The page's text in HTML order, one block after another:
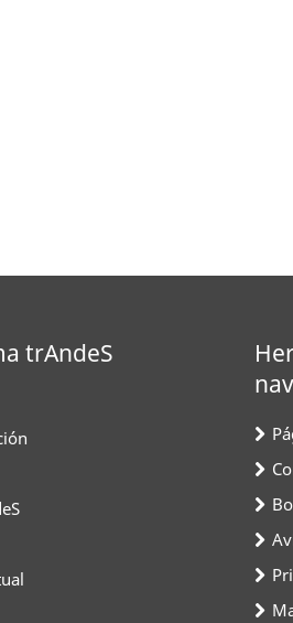
trAndeS